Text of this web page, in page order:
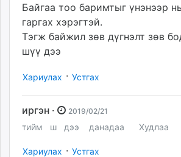
Байгаа тоо баримтыг үнэнээр
гаргах хэрэгтэй.
Тэгж байжил зөв дүгнэлт зөв
шүү дээ
Хариулах · Устгах
иргэн · 2019/02/21
тийм ш дээ данадаа Худлаа
Хариулах · Устгах